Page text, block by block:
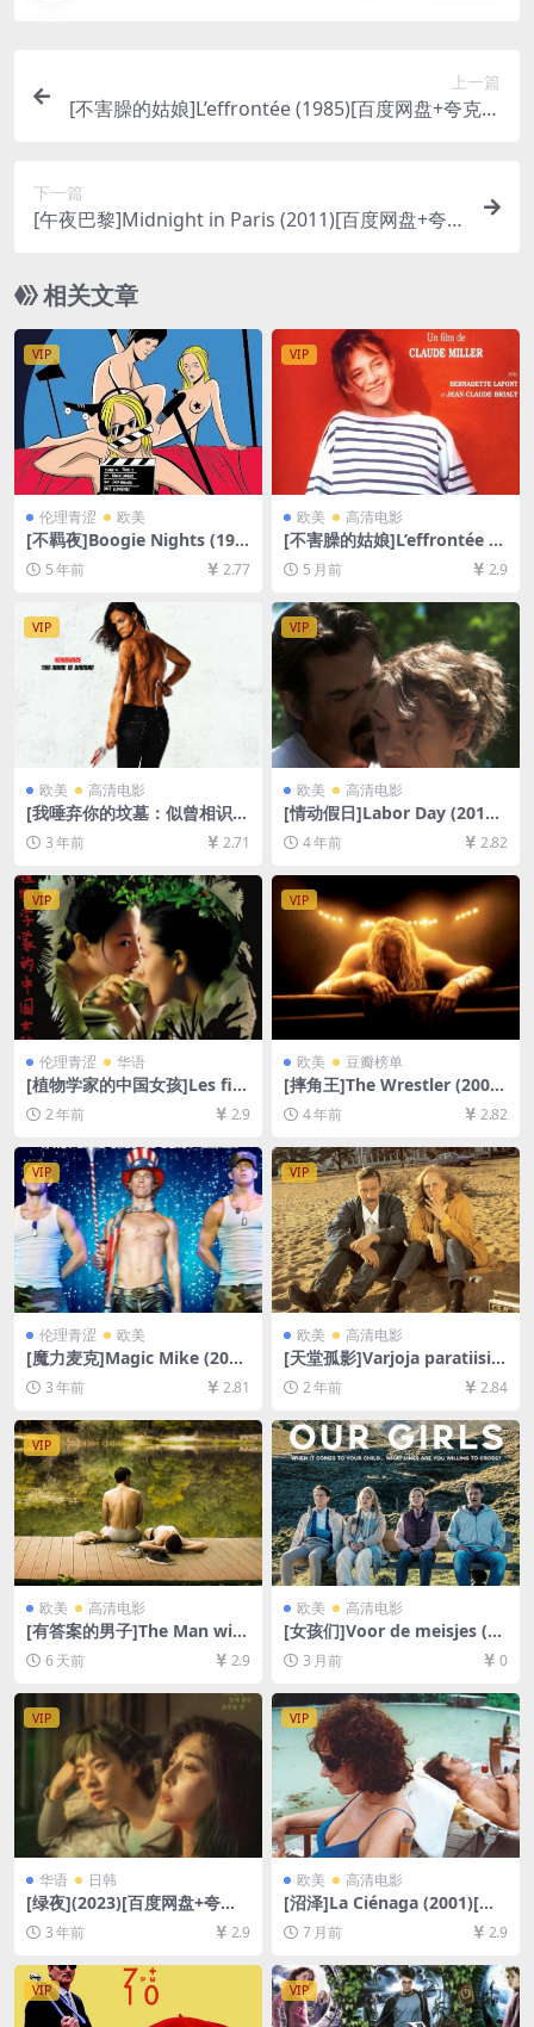
上一篇
[不害臊的姑娘]L’effrontée (1985)[百度网盘+夸克网
下一篇
[午夜巴黎]Midnight in Paris (2011)[百度网盘+夸
[MP4/5.8GB][中英字幕]
相关文章
VIP
伦理青涩 欧美
[不羁夜]Boogie Nights (199
7)[百度网盘+迅雷云盘资源10
80P超清未删减][MP4/9.0GB]
[中英字幕]
5 年前 2.77
VIP
欧美 高清电影
[不害臊的姑娘]L’effrontée (1
985)[百度网盘+夸克网盘1080
P超清未删减资源][网盘在线播
放/下载][MP4/6GB][中文字
幕]
5 月前 2.9
VIP
欧美 高清电影
[我唾弃你的坟墓：似曾相识]I
Spit on Your Grave: Deja V
u (2019)[百度网盘+迅雷云盘
9GB][中文字幕]
3 年前 2.71
VIP
欧美 高清电影
[情动假日]Labor Day (2013)
[百度网盘+迅雷云盘资源1080
P超清未删减][MP4/6.9GB][中
4 年前 2.82
VIP
伦理青涩 华语
[植物学家的中国女孩]Les fill
es du botaniste (2006)[百度
网盘+夸克网盘1080P超清未
删减资源][网盘在线播放/下
载][MP4/6GB][中文字幕]
2 年前 2.9
VIP
欧美 豆瓣榜单
[摔角王]The Wrestler (2008)
[百度网盘+迅雷云盘资源1080
P超清未删减][MP4/7GB][中
英字幕]
4 年前 2.82
VIP
伦理青涩 欧美
[魔力麦克]Magic Mike (201
2)[百度网盘+夸克网盘1080P
超清未删减资源][网盘在线播
放/下载][MP4/6.7GB][中英字
幕]
3 年前 2.81
VIP
欧美 高清电影
[天堂孤影]Varjoja paratiisiss
a (1986)[百度网盘+夸克网盘1
080P超清未删减资源][网盘在
线播放/下载][MP4/4.9GB][中
文字幕]
2 年前 2.84
VIP
欧美 高清电影
[有答案的男子]The Man with
the Answers (2021)[百度网
盘+夸克网盘1080P超清未删
[MP4/5.4GB][中英字幕]
6 天前 2.9
欧美 高清电影
[女孩们]Voor de meisjes (20
25)[百度网盘+夸克网盘1080P
超清未删减资源][网盘在线播
幕]
3 月前 0
VIP
华语 日韩
[绿夜](2023)[百度网盘+夸克
网盘1080P超清未删减资源]
[网盘在线播放/下载][MP4/4G
B][中文字幕]
3 年前 2.9
VIP
欧美 高清电影
[沼泽]La Ciénaga (2001)[百
度网盘+夸克网盘1080P超清
未删减资源][网盘在线播放/下
载][MP4/6.6GB][中文字幕]
7 月前 2.9
VIP VIP